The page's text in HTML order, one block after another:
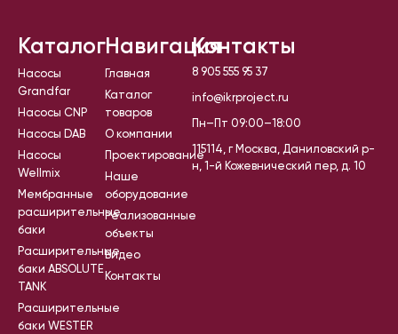
Каталог
Насосы
Grandfar
Насосы CNP
Насосы DAB
Насосы
Wellmix
Мембранные
расширительные
баки
Расширительные
баки ABSOLUTE
TANK
Расширительные
баки WESTER
Навигация
Главная
Каталог
товаров
О компании
Проектирование
Наше
оборудование
Реализованные
объекты
Видео
Контакты
Контакты
8 905 555 95 37
info@ikrproject.ru
Пн–Пт 09:00–18:00
115114, г Москва, Даниловский р-
н, 1-й Кожевнический пер, д. 10